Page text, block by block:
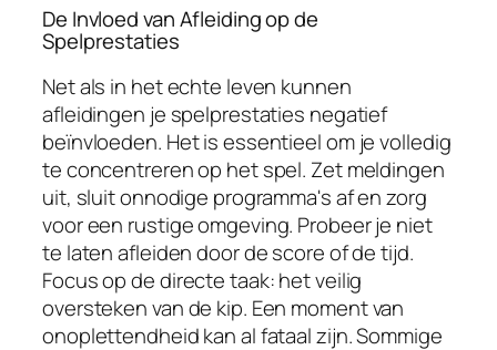
De Invloed van Afleiding op de
Spelprestaties
Net als in het echte leven kunnen
afleidingen je spelprestaties negatief
beïnvloeden. Het is essentieel om je volledig
te concentreren op het spel. Zet meldingen
uit, sluit onnodige programma's af en zorg
voor een rustige omgeving. Probeer je niet
te laten afleiden door de score of de tijd.
Focus op de directe taak: het veilig
oversteken van de kip. Een moment van
onoplettendheid kan al fataal zijn. Sommige